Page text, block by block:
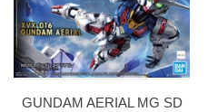
GUNDAM AERIAL MG SD